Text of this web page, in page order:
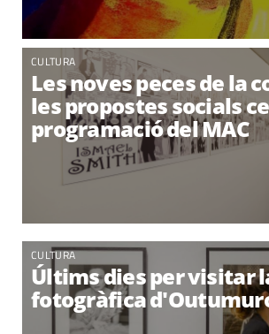
CULTURA
Les noves peces de la
les propostes socials
programació del MAC
CULTURA
Últims dies per visitar
fotogràfica